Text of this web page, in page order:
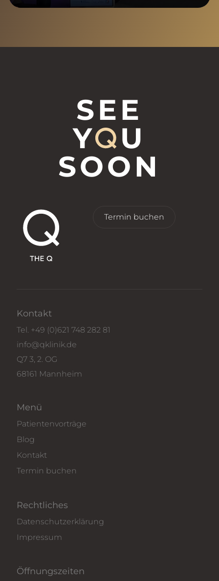
SEE
Y
U
SOON
Termin buchen
Kontakt
Tel. +49 (0)621 748 282 81
info@qklinik.de
Q7 3, 2. OG
68161 Mannheim
Menü
Patientenvorträge
Blog
Kontakt
Termin buchen
Rechtliches
Datenschutzerklärung
Impressum
Öffnungszeiten